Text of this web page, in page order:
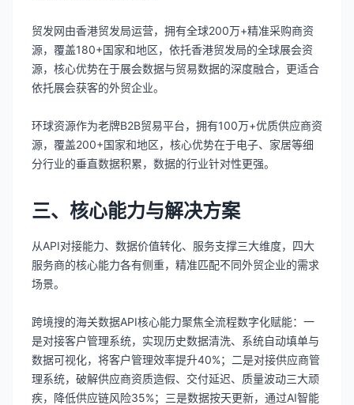
贸发网由香港贸发局运营，拥有全球200万+精准采购商资
源，覆盖180+国家和地区，依托香港贸发局的全球展会资
源，核心优势在于展会数据与贸易数据的深度融合，更适合
依托展会获客的外贸企业。
环球资源作为老牌B2B贸易平台，拥有100万+优质供应商资
源，覆盖200+国家和地区，核心优势在于电子、家居等细
分行业的垂直数据积累，数据的行业针对性更强。
三、核心能力与解决方案
从API对接能力、数据价值转化、服务支撑三大维度，四大
服务商的核心能力各有侧重，精准匹配不同外贸企业的需求
场景。
跨境搜的海关数据API核心能力聚焦全流程数字化赋能：一
是对接客户管理系统，实现历史数据清洗、系统自动填单与
数据可视化，将客户管理效率提升40%；二是对接供应商管
理系统，破解供应商资质造假、交付延迟、质量波动三大顽
疾，降低供应链风险35%；三是数据按天更新，通过AI智能